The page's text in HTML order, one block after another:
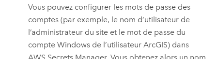
Vous pouvez configurer les mots de passe des
comptes (par exemple, le nom d’utilisateur de
l’administrateur du site et le mot de passe du
compteWindows de l’utilisateur ArcGIS) dans